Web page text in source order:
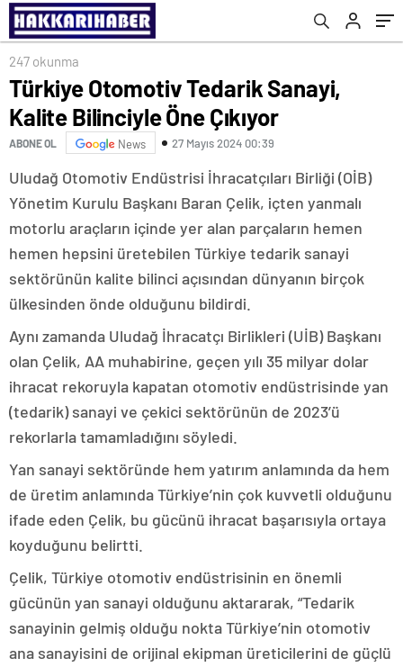
247 okunma
Türkiye Otomotiv Tedarik Sanayi,
Kalite Bilinciyle Öne Çıkıyor
ABONE OL News 27 Mayıs 2024 00:39
Uludağ Otomotiv Endüstrisi İhracatçıları Birliği (OİB)
Yönetim Kurulu Başkanı Baran Çelik, içten yanmalı
motorlu araçların içinde yer alan parçaların hemen
hemen hepsini üretebilen Türkiye tedarik sanayi
sektörünün kalite bilinci açısından dünyanın birçok
ülkesinden önde olduğunu bildirdi.
Aynı zamanda Uludağ İhracatçı Birlikleri (UİB) Başkanı
olan Çelik, AA muhabirine, geçen yılı 35 milyar dolar
ihracat rekoruyla kapatan otomotiv endüstrisinde yan
(tedarik) sanayi ve çekici sektörünün de 2023’ü
rekorlarla tamamladığını söyledi.
Yan sanayi sektöründe hem yatırım anlamında da hem
de üretim anlamında Türkiye’nin çok kuvvetli olduğunu
ifade eden Çelik, bu gücünü ihracat başarısıyla ortaya
koyduğunu belirtti.
Çelik, Türkiye otomotiv endüstrisinin en önemli
gücünün yan sanayi olduğunu aktararak, “Tedarik
sanayinin gelmiş olduğu nokta Türkiye’nin otomotiv
ana sanayisini de orijinal ekipman üreticilerini de güçlü